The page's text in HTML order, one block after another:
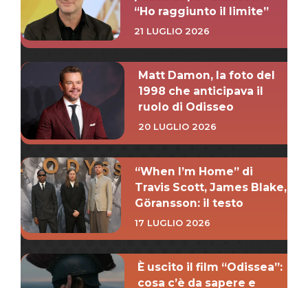
“Ho raggiunto il limite”
21 LUGLIO 2026
Matt Damon, la foto del
1998 che anticipava il
ruolo di Odisseo
20 LUGLIO 2026
“When I’m Home” di
Travis Scott, James Blake,
Göransson: il testo
17 LUGLIO 2026
È uscito il film “Odissea”:
cosa c’è da sapere e